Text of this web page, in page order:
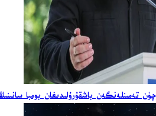
تەمىنلەنگەن باشقۇرۇلىدىغان بومبا سانىنىڭ